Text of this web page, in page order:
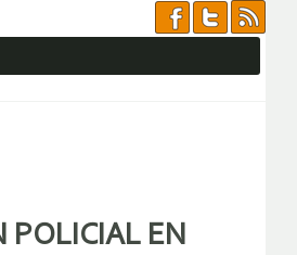
POLICIAL EN